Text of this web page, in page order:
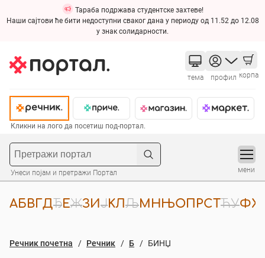
Тараба подржава студентске захтеве!
Наши сајтови ће бити недоступни сваког дана у периоду од 11.52 до 12.08
у знак солидарности.
тема профил корпа
Кликни на лого да посетиш под-портал.
Унеси појам и претражи Портал мени
АБВГ ДЂЕЖЗИЈКЛЉМНЊОПРС Т ЋУФХ
Речник почетна Речник Б БИНЏ